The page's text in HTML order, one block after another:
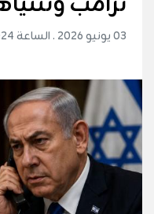
03 يونيو 2026 . الساعة 23:24 بتوقيت مسقط